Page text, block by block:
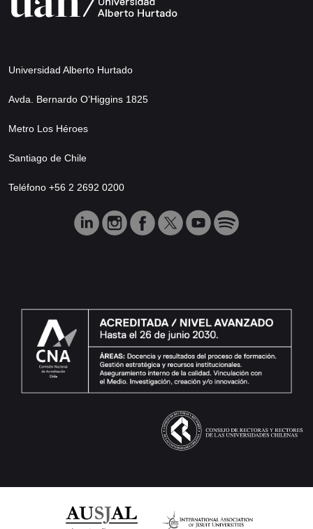
Universidad Alberto Hurtado
Avda. Bernardo O’Higgins 1825
Metro Los Héroes
Santiago de Chile
Teléfono +56 2 2692 0200